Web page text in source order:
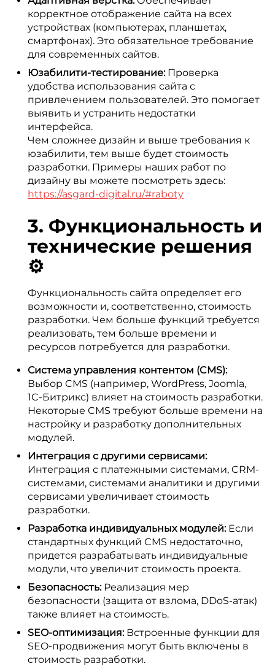
корректное отображение сайта на всех
устройствах (компьютерах, планшетах,
смартфонах). Это обязательное требование
для современных сайтов.
Юзабилити-тестирование:Проверка
удобства использования сайта с
привлечением пользователей. Это помогает
выявить и устранить недостатки
интерфейса.
Чем сложнее дизайн и выше требования к
юзабилити, тем выше будет стоимость
разработки. Примеры наших работ по
дизайну вы можете посмотреть здесь:
https://asgard-digital.ru/#raboty
3. Функциональность и
технические решения
⚙️
Функциональность сайта определяет его
возможности и, соответственно, стоимость
разработки. Чем больше функций требуется
реализовать, тем больше времени и
ресурсов потребуется для разработки.
Система управления контентом (CMS):
Выбор CMS (например, WordPress, Joomla,
1C-Битрикс) влияет на стоимость разработки.
Некоторые CMS требуют больше времени на
настройку и разработку дополнительных
модулей.
Интеграция с другими сервисами:
Интеграция с платежными системами, CRM-
системами, системами аналитики и другими
сервисами увеличивает стоимость
разработки.
Разработка индивидуальных модулей:Если
стандартных функций CMS недостаточно,
придется разрабатывать индивидуальные
модули, что увеличит стоимость проекта.
Безопасность:Реализация мер
безопасности (защита от взлома, DDoS-атак)
также влияет на стоимость.
SEO-оптимизация:Встроенные функции для
SEO-продвижения могут быть включены в
стоимость разработки.